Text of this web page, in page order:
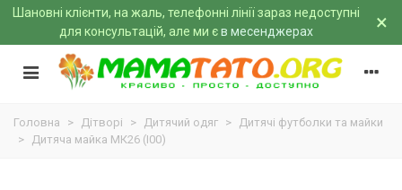
Шановні клієнти, на жаль, телефонні лінії зараз недоступні
для консультацій, але ми єв месенджерах ×
Головна > Дітворі > Дитячий одяг > Дитячі футболки та майки
> Дитяча майка МК26 (I00)